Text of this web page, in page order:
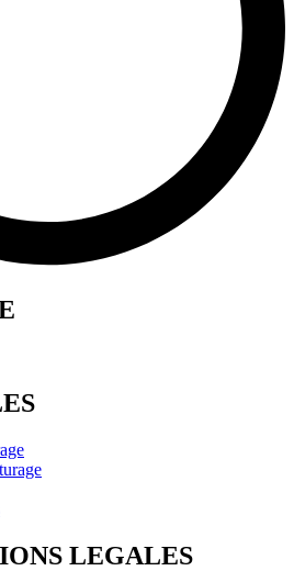
LEGALES